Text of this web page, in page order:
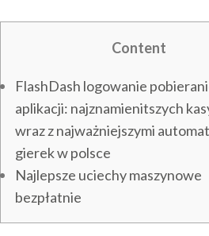
Content
FlashDash logowanie
aplikacji: najznamienitszych
wraz z najważniejszymi
gierek w polsce
Najlepsze uciechy maszynowe
bezpłatnie